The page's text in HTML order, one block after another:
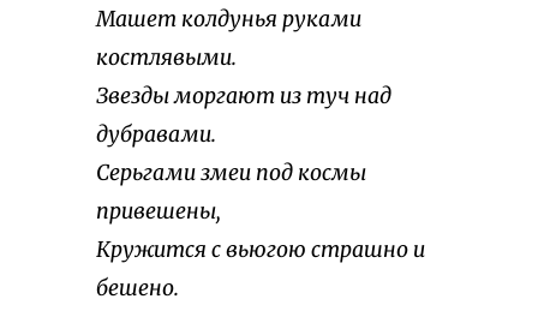
Машет колдунья руками
костлявыми.
Звезды моргают из туч над
дубравами.
Серьгами змеи под космы
привешены,
Кружится с вьюгою страшно и
бешено.